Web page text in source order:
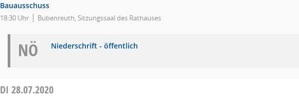
Bauausschuss
18:30 Uhr Bubenreuth, Sitzungssaal des Rathauses
NÖ Niederschrift - öffentlich
DI 28.07.2020